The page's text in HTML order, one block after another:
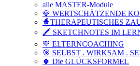
alle MASTER-Module
💎 WERTSCHÄTZENDE
🧙THERAPEUTISCHES
🖍️ SKETCHNOTES IM
🧡 ELTERNCOACHING
🎯 SELBST . WIRKSAM .
🍀 Die GLÜCKSFORMEL